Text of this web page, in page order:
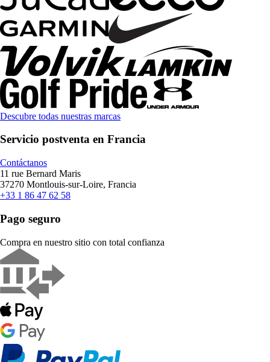
Descubre todas nuestras marcas
Servicio postventa en Francia
Contáctanos
11 rue Bernard Maris
37270 Montlouis-sur-Loire, Francia
+33 1 86 47 62 58
Pago seguro
Compra en nuestro sitio con total confianza